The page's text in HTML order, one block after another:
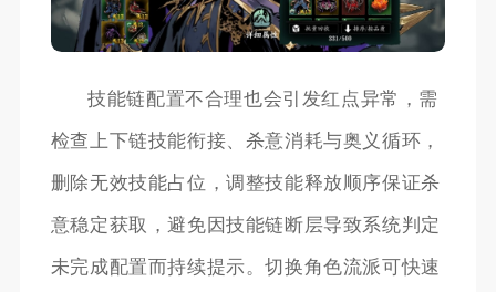
技能链配置不合理也会引发红点异常，需
检查上下链技能衔接、杀意消耗与奥义循环，
删除无效技能占位，调整技能释放顺序保证杀
意稳定获取，避免因技能链断层导致系统判定
未完成配置而持续提示。切换角色流派可快速